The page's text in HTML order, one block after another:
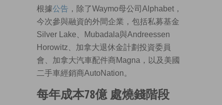
根據公告 ，除了Waymo母公司Alphabet，
今次參與融資的外間企業，包括私募基金
Silver Lake、Mubadala與Andreessen
Horowitz、加拿大退休金計劃投資委員
會、加拿大汽車配件商Magna，以及美國
二手車經銷商AutoNation。
每年成本78億 處燒錢階段